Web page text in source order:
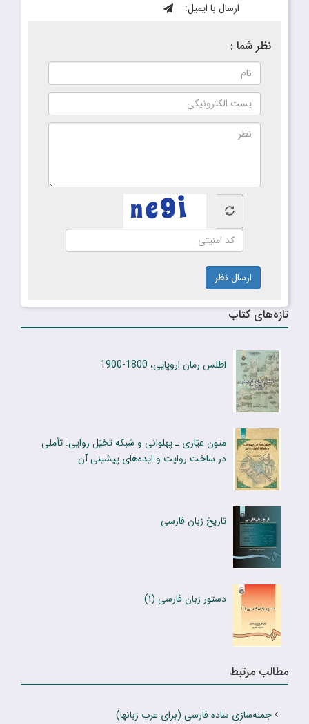
ارسال با ایمیل:
نظر شما :
ارسال نظر
تازه‌های کتاب
اطلس رمان اروپایی، 1800-1900
متون عیّاری ـ پهلوانی و شبکه تخیّل روایی: تأملی
در ساخت روایت و ایده‌های پیشینی آن
تاریخ زبان فارسى
دستور زبان فارسى (۱)
مطالب مرتبط
جمله‌سازی ساده فارسی (برای عرب زبانها)